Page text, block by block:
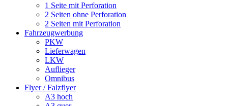
1 Seite mit Perforation
2 Seiten ohne Perforation
2 Seiten mit Perforation
Fahrzeugwerbung
PKW
Lieferwagen
LKW
Auflieger
Omnibus
Flyer / Falzflyer
A3 hoch